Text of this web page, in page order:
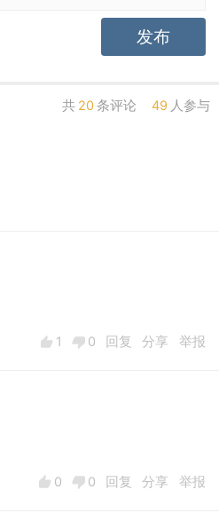
发布
共 20条评论 49 人参与
1 0 回复 分享 举报
0 0 回复 分享 举报